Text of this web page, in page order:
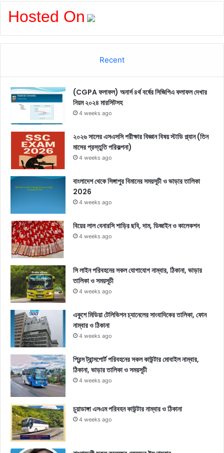
Hosted On
Recent
(CGPA ফলাফল) অনার্স ৪র্থ বর্ষের সিজিপিএ ফলাফল দেখার
নিয়ম ২০২৪ মারসিটসহ
4 weeks ago
২০২৬ সালের এসএসসি পরীক্ষার বিজ্ঞান বিষয় স্টাডি প্ল্যান (তিন
মাসের প্রস্তুতি পরিকল্পনা)
4 weeks ago
বাংলাদেশ থেকে সিঙ্গাপুর বিমানের সময়সূচী ও ভাড়ার তালিকা
2026
4 weeks ago
বিয়ের লাল বেনারসি শাড়ির ছবি, দাম, ডিজাইন ও কালেকশন
4 weeks ago
সি লাইন পরিবহনের সকল যোগাযোগ নাম্বার, ঠিকানা, ভাড়ার
তালিকা ও সময়সূচী
4 weeks ago
একুশে মিডিয়া টেলিভিশন চ্যানেলের সাংবাদিকের তালিকা, ফোন
নাম্বার ও ঠিকানা
4 weeks ago
প্রিন্স ট্রান্সপোর্ট পরিবহনের সকল কাউন্টার মোবাইল নাম্বার,
ঠিকানা, ভাড়ার তালিকা ও সময়সূচী
4 weeks ago
চুয়াডাঙ্গা এসএম পরিবহন কাউন্টার নাম্বার ও ঠিকানা
4 weeks ago